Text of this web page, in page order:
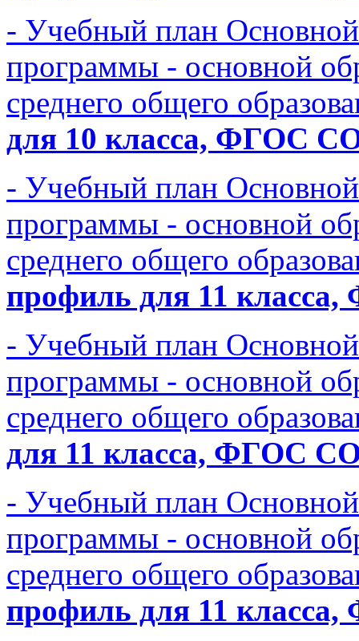
- Учебный план
программы - основной
среднего общего
для 10 класса, ФГОС
- Учебный план
программы - основной
среднего общего
профиль для 11
- Учебный план
программы - основной
среднего общего
для 11 класса, ФГОС
- Учебный план
программы - основной
среднего общего
профиль для 11